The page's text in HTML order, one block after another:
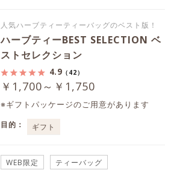
人気ハーブティーティーバッグのベスト版！
ハーブティーBEST SELECTION ベ
ストセレクション
4.9 （42）
￥1,700～￥1,750
※ギフトパッケージのご用意があります
目的：
ギフト
WEB限定
ティーバッグ